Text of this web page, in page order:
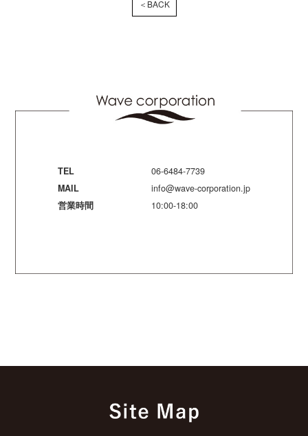
＜BACK
TEL
MAIL
営業時間
06-6484-7739
info@wave-corporation.jp
10:00-18:00